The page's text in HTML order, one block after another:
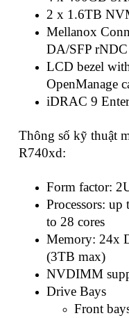
2 x 1.6TB
Mellanox
DA/SFP rNDC
LCD bezel
OpenManage
iDRAC 9
Thông số kỹ thuật
R740xd:
Form factor:
Processors:
to 28 cores
Memory: 24x
(3TB max)
NVDIMM
Drive Bays
Front